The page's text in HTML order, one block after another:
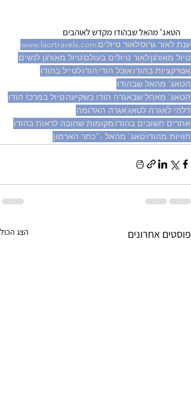
הטאג' מהאל שבהודו מקדש לאוהבים
ענת לאור גרוסלאור טיולים www.laortravels.com
טיול מאורגןלאור טיולים בעולםטיול מאורגן לנשים
אטרקציות בהודואוכל הודי הודולטייל בהודו
הטאג' מהאל שבהודו
הטאג' מאהל שבאגרה הודו בשקיעהטיול במרכז הודו
דלהי לאגרה לטאגאגרה האדומה
אתרים חשובים בהודו מקומות שחובה לראות בהודו
חוויות מהודוטאג' מהאל -"כתר הארמון
פוסטים אחרונים הצג הכול